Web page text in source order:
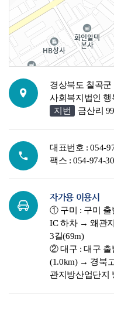
경상북도 칠곡군
사회복지법인
지번
금산리
대표번호 : 054-
팩스 : 054-974-
자가용 이용시
① 구미 : 구미
IC 하차 → 왜관
3길(69m)
② 대구 : 대구
(1.0km) → 경북
관지방산업단지